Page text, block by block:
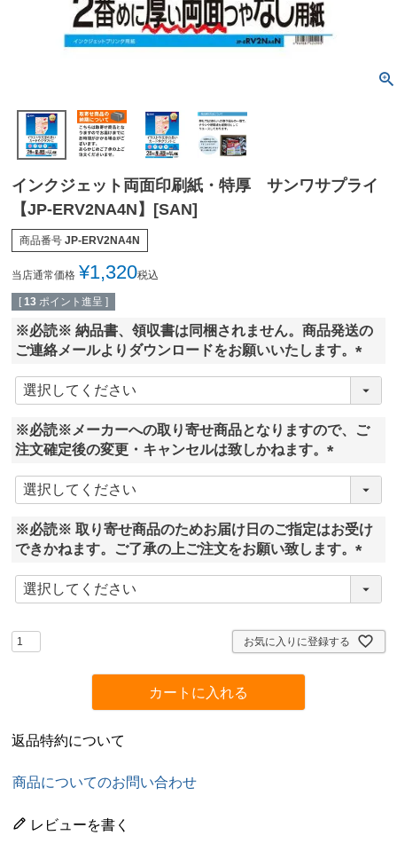
インクジェット両面印刷紙・特厚 サンワサプライ
【JP-ERV2NA4N】[SAN]
商品番号 JP-ERV2NA4N
当店通常価格 ¥1,320税込
[ 13 ポイント進呈 ]
※必読※ 納品書、領収書は同梱されません。商品発送の
ご連絡メールよりダウンロードをお願いいたします。
(
必
)
※必読※メーカーへの取り寄せ商品となりますので、ご
注文確定後の変更・キャンセルは致しかねます。
(
)
※必読※ 取り寄せ商品のためお届け日のご指定はお受け
できかねます。ご了承の上ご注文をお願い致します。
(
必
)
お気に入りに登録する
カートに入れる
返品特約について
商品についてのお問い合わせ
レビューを書く